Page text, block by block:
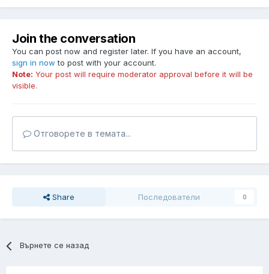
Join the conversation
You can post now and register later. If you have an account,
sign in now to post with your account.
Note: Your post will require moderator approval before it will be
visible.
Отговорете в темата...
Share Последователи 0
Върнете се назад